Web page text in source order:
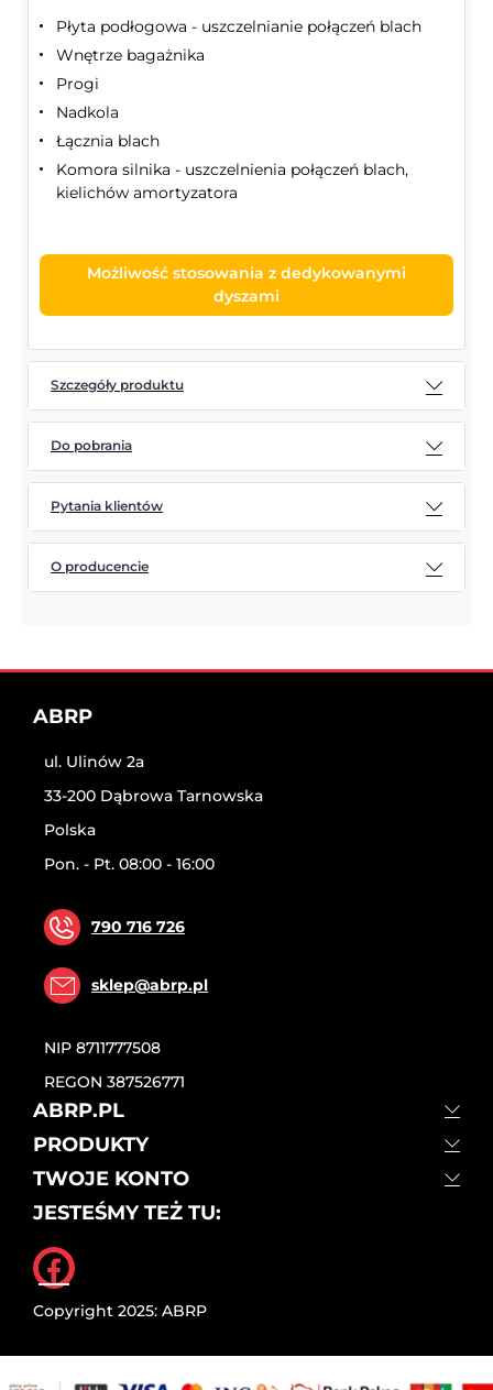
Płyta podłogowa - uszczelnianie połączeń blach
Wnętrze bagażnika
Progi
Nadkola
Łącznia blach
Komora silnika - uszczelnienia połączeń blach,
kielichów amortyzatora
Możliwość stosowania z dedykowanymi
dyszami
Szczegóły produktu
Do pobrania
Pytania klientów
O producencie
ABRP
ul. Ulinów 2a
33-200 Dąbrowa Tarnowska
Polska
Pon. - Pt. 08:00 - 16:00
790 716 726
sklep@abrp.pl
NIP 8711777508
REGON 387526771
ABRP.PL
PRODUKTY
TWOJE KONTO
JESTEŚMY TEŻ TU:
Copyright 2025: ABRP